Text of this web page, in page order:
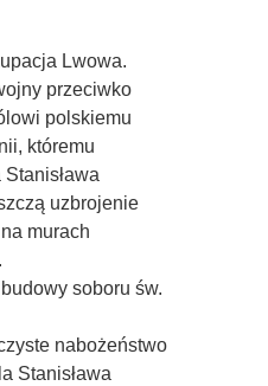
Lwowa.
przeciwko
polskiemu
któremu
uzbrojenie
murach
soboru św.
nabożeństwo
Stanisława